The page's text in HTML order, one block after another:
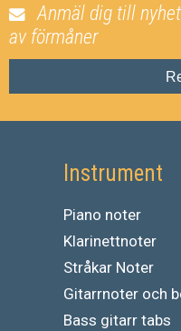
Anmäl dig till
av förmåner
Instrument
Piano noter
Klarinettnoter
Stråkar Noter
Gitarrnoter och
Bass gitarr tabs